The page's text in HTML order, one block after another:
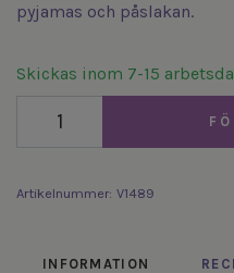
pyjamas och påslakan.
Skickas inom 7-15
Artikelnummer: V1489
INFORMATION